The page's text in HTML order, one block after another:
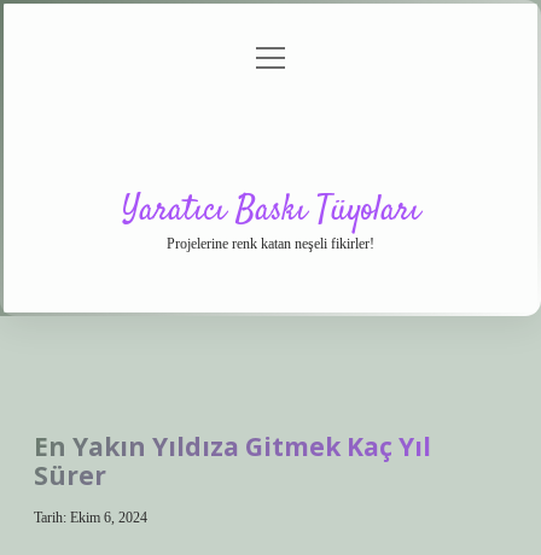
menüyü
Yaratıcı Baskı Tüyoları
Projelerine renk katan neşeli fikirler!
En Yakın Yıldıza Gitmek Kaç Yıl
Sürer
Tarih: Ekim 6, 2024